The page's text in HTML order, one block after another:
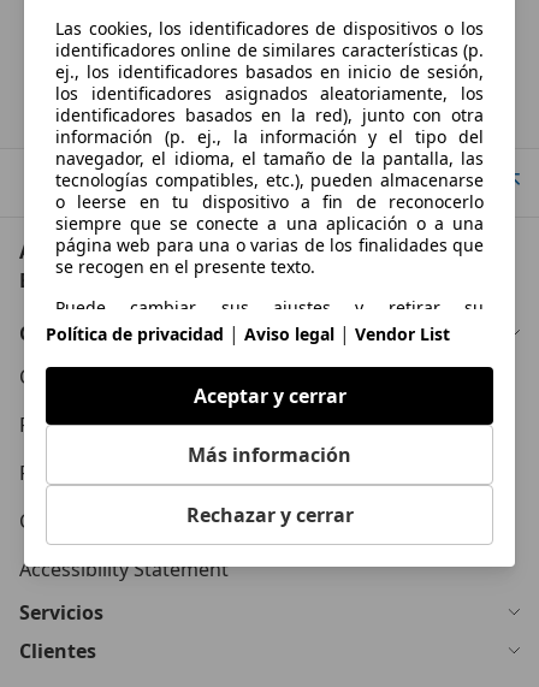
Ir arriba
AutoScout24: el mayor mercado de automoción de
Europa
Conócenos
Condiciones Generales
Política de Privacidad
Política de Cookies
Contacto
Accessibility Statement
Servicios
Clientes
Las cookies, los identificadores de dispositivos o los
identificadores online de similares características (p.
ej., los identificadores basados en inicio de sesión,
los identificadores asignados aleatoriamente, los
identificadores basados en la red), junto con otra
información (p. ej., la información y el tipo del
navegador, el idioma, el tamaño de la pantalla, las
tecnologías compatibles, etc.), pueden almacenarse
o leerse en tu dispositivo a fin de reconocerlo
siempre que se conecte a una aplicación o a una
página web para una o varias de los finalidades que
se recogen en el presente texto.
Puede cambiar sus ajustes y retirar su
consentimiento en cualquier momento a través del
Gestor de Privacidad en nuestra Política de
privacidad.
Propósitos
identificación mediante análisis de dispositivos
Publicidad y contenido personalizados, medición de
publicidad y contenido, investigación de audiencia y
desarrollo de servicios
Funciones esenciales de la página
Política de privacidad | Aviso legal | Vendor List
Aceptar y cerrar
Más información
Rechazar y cerrar